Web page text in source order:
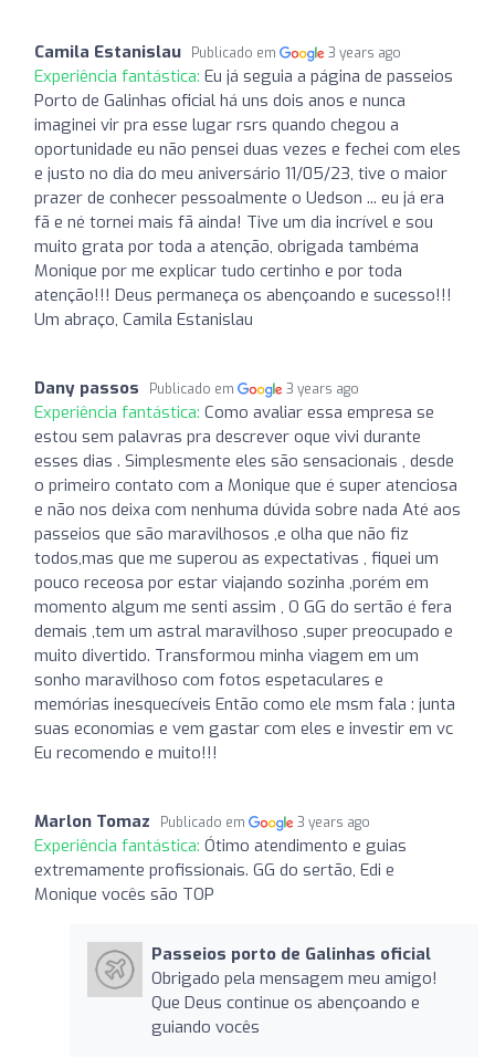
Camila Estanislau Publicado em 3 years ago
Experiência fantástica: Eu já seguia a página de passeios
Porto de Galinhas oficial há uns dois anos e nunca
imaginei vir pra esse lugar rsrs quando chegou a
oportunidade eu não pensei duas vezes e fechei com eles
e justo no dia do meu aniversário 11/05/23, tive o maior
prazer de conhecer pessoalmente o Uedson ... eu já era
fã e né tornei mais fã ainda! Tive um dia incrível e sou
muito grata por toda a atenção, obrigada tambéma
Monique por me explicar tudo certinho e por toda
atenção!!! Deus permaneça os abençoando e sucesso!!!
Um abraço, Camila Estanislau
Dany passos Publicado em 3 years ago
Experiência fantástica: Como avaliar essa empresa se
estou sem palavras pra descrever oque vivi durante
esses dias . Simplesmente eles são sensacionais , desde
o primeiro contato com a Monique que é super atenciosa
e não nos deixa com nenhuma dúvida sobre nada Até aos
passeios que são maravilhosos ,e olha que não fiz
todos,mas que me superou as expectativas , fiquei um
pouco receosa por estar viajando sozinha ,porém em
momento algum me senti assim , O GG do sertão é fera
demais ,tem um astral maravilhoso ,super preocupado e
muito divertido. Transformou minha viagem em um
sonho maravilhoso com fotos espetaculares e
memórias inesquecíveis Então como ele msm fala : junta
suas economias e vem gastar com eles e investir em vc
Eu recomendo e muito!!!
Marlon Tomaz Publicado em 3 years ago
Experiência fantástica: Ótimo atendimento e guias
extremamente profissionais. GG do sertão, Edi e
Monique vocês são TOP
Passeios porto de Galinhas oficial
Obrigado pela mensagem meu amigo!
Que Deus continue os abençoando e
guiando vocês